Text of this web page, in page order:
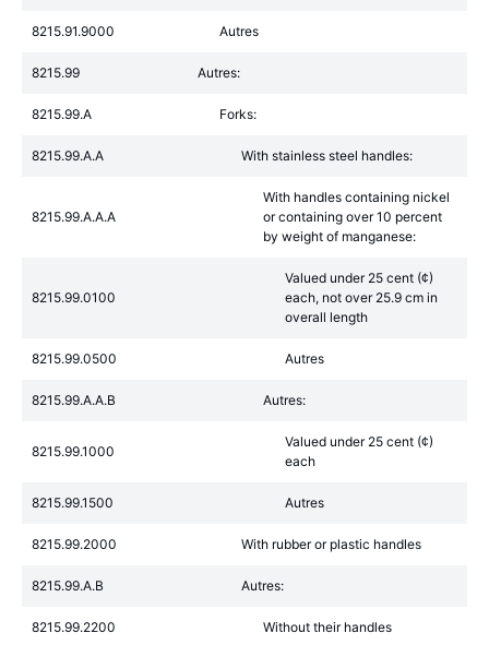
8215.91.9000 Autres
8215.99 Autres:
8215.99.A Forks:
8215.99.A.A With stainless steel handles:
8215.99.A.A.A
With handles containing nickel
or containing over 10 percent
by weight of manganese:
8215.99.0100
Valued under 25 cent (¢)
each, not over 25.9 cm in
overall length
8215.99.0500 Autres
8215.99.A.A.B Autres:
8215.99.1000
Valued under 25 cent (¢)
each
8215.99.1500 Autres
8215.99.2000 With rubber or plastic handles
8215.99.A.B Autres:
8215.99.2200 Without their handles